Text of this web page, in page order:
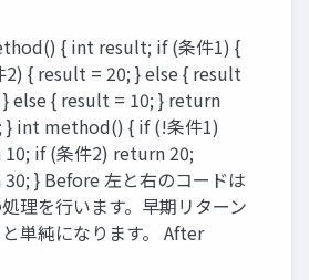
{ int result; if (条件1) {
2) { result = 20; } else { result
} else { result = 10; } return
} int method() { if (!条件1)
if (条件2) return 20;
} Before 左と右のコードは
理を行います。早期リターン
単純になります。 After